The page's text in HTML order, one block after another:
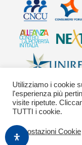
42020755-9
42020755
Utilizziamo i cookie
l'esperienza più
visite ripetute.
TUTTI i cookie.
Impostazioni Cookie